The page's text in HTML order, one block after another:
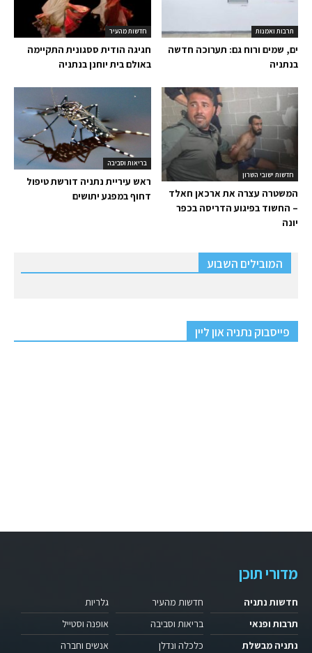
חדשות מהעיר
חגיגה הודית ססגונית התקיימה
באולם בית יוחנן בנתניה
תרבות ואמנות
ים, שמים ורוח גם: תערוכה חדשה
בנתניה
בריאות וסביבה
ראש עיריית נתניה דורשת טיפול
דחוף במפגע יתושים
חדשות ישובי השרון
המשטרה עצרה את ארכאן חאלד
– החשוד בפיגוע הדריסה בכפר
יונה
המובילים השבוע
פייסבוק נתניה און ליין
מדורי תוכן
חדשות נתניה
תרבות ופנאי
נתניה מבשלת
חדשות מהעיר
בריאות וסביבה
כלכלה ונדלן
גלריות
אופנה וסטייל
אנשים וחברה